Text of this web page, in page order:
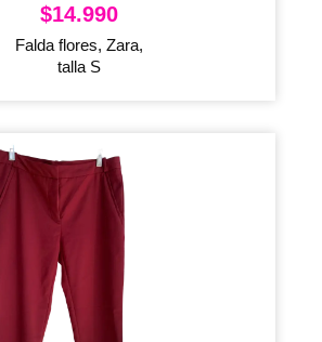
$14.990
Falda flores, Zara,
talla S